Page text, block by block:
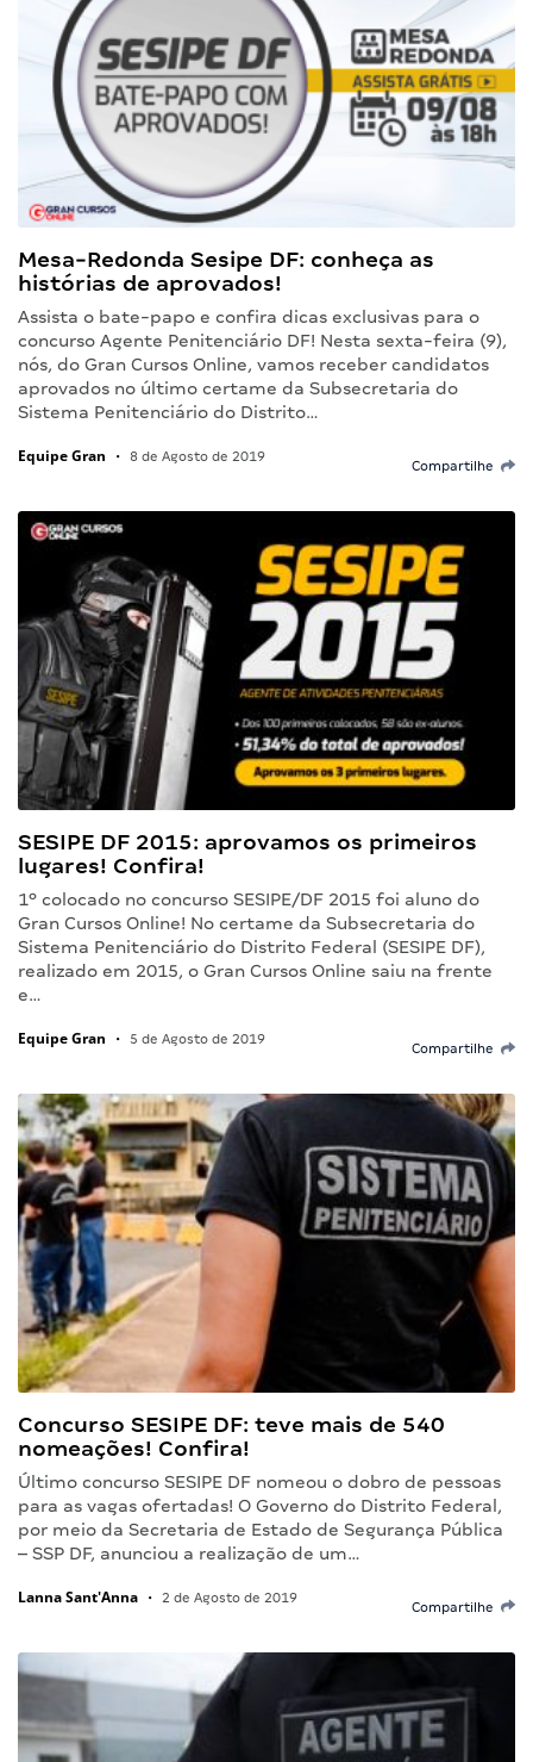
Mesa-Redonda Sesipe DF: conheça as
histórias de aprovados!
Assista o bate-papo e confira dicas exclusivas para o
concurso Agente Penitenciário DF! Nesta sexta-feira (9),
nós, do Gran Cursos Online, vamos receber candidatos
aprovados no último certame da Subsecretaria do
Sistema Penitenciário do Distrito…
Equipe Gran • 8 de Agosto de 2019
Compartilhe
SESIPE DF 2015: aprovamos os primeiros
lugares! Confira!
1º colocado no concurso SESIPE/DF 2015 foi aluno do
Gran Cursos Online! No certame da Subsecretaria do
Sistema Penitenciário do Distrito Federal (SESIPE DF),
realizado em 2015, o Gran Cursos Online saiu na frente
e…
Equipe Gran • 5 de Agosto de 2019
Compartilhe
Concurso SESIPE DF: teve mais de 540
nomeações! Confira!
Último concurso SESIPE DF nomeou o dobro de pessoas
para as vagas ofertadas! O Governo do Distrito Federal,
por meio da Secretaria de Estado de Segurança Pública
– SSP DF, anunciou a realização de um…
Lanna Sant'Anna • 2 de Agosto de 2019
Compartilhe